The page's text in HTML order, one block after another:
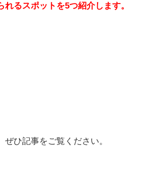
るスポットを5つ紹介します。
ひ記事をご覧ください。